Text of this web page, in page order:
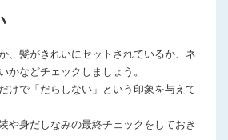
、髪がきれいにセットされているか、ネ
かなどチェックしましょう。
けで「だらしない」という印象を与えて
や身だしなみの最終チェックをしておき